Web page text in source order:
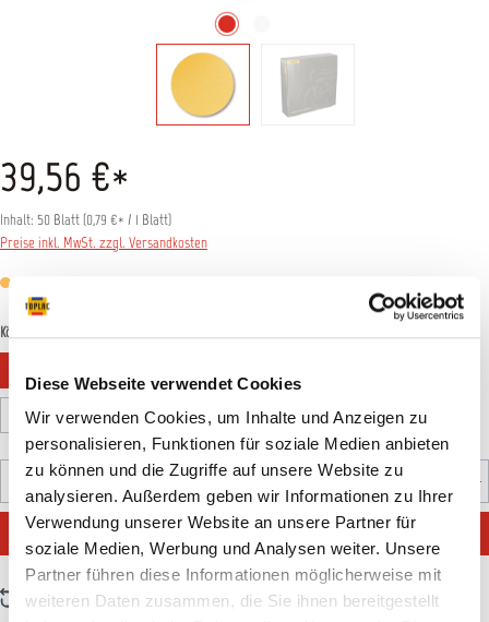
Diese Webseite verwendet Cookies
Wir verwenden Cookies, um Inhalte und Anzeigen zu
personalisieren, Funktionen für soziale Medien anbieten
zu können und die Zugriffe auf unsere Website zu
analysieren. Außerdem geben wir Informationen zu Ihrer
Verwendung unserer Website an unsere Partner für
soziale Medien, Werbung und Analysen weiter. Unsere
Partner führen diese Informationen möglicherweise mit
weiteren Daten zusammen, die Sie ihnen bereitgestellt
39,56 €*
Inhalt: 50 Blatt (0,79 €* / 1 Blatt)
Preise inkl. MwSt. zzgl. Versandkosten
Körnung
P180 P220 P240 P320 P400 P500
Produkt Anzahl: Gib den gewünschten Wert ein oder
Pack
IN DEN WARENKORB
Zum Vergleich hinzufügen